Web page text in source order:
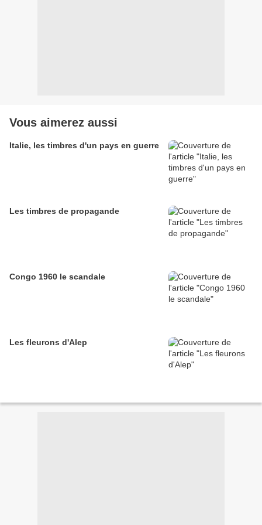
Vous aimerez aussi
Italie, les timbres d'un pays en guerre
Les timbres de propagande
Congo 1960 le scandale
Les fleurons d'Alep